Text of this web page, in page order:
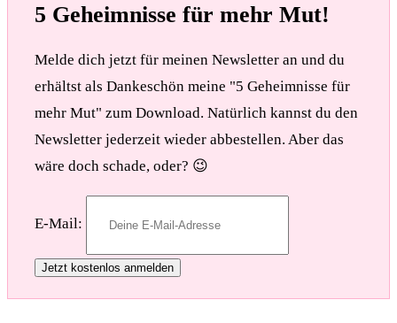
5 Geheimnisse für mehr Mut!
Melde dich jetzt für meinen Newsletter an und du
erhältst als Dankeschön meine "5 Geheimnisse für
mehr Mut" zum Download. Natürlich kannst du den
Newsletter jederzeit wieder abbestellen. Aber das
wäre doch schade, oder? 😉
E-Mail: